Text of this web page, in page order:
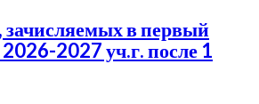
зачисляемых в первый
2027 уч.г. после 1